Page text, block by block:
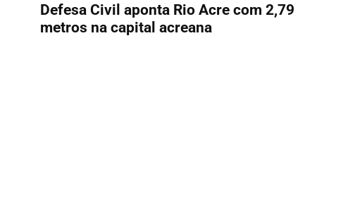
Defesa Civil aponta Rio Acre com 2,79
metros na capital acreana